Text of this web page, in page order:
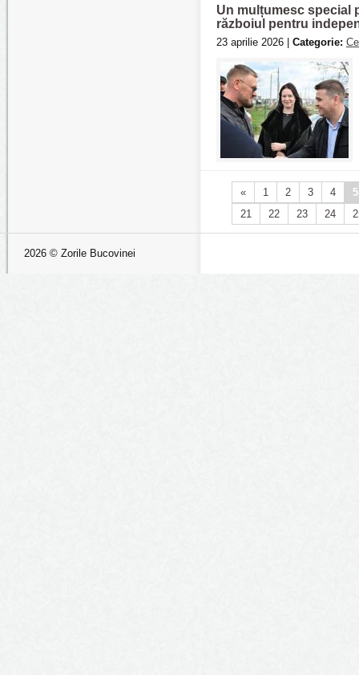
Un mulțumesc special
războiul pentru
23 aprilie 2026 | Categorie:
« 1 2 3 4
5
21
22 23 24
2026 © Zorile Bucovinei